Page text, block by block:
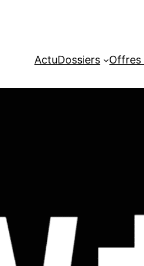
ActuDossiers Offres